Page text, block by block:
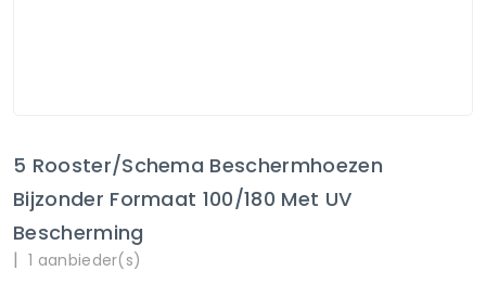
5 Rooster/schema Beschermhoezen
Bijzonder Formaat 100/180 Met UV
Bescherming
| 1 aanbieder(s)